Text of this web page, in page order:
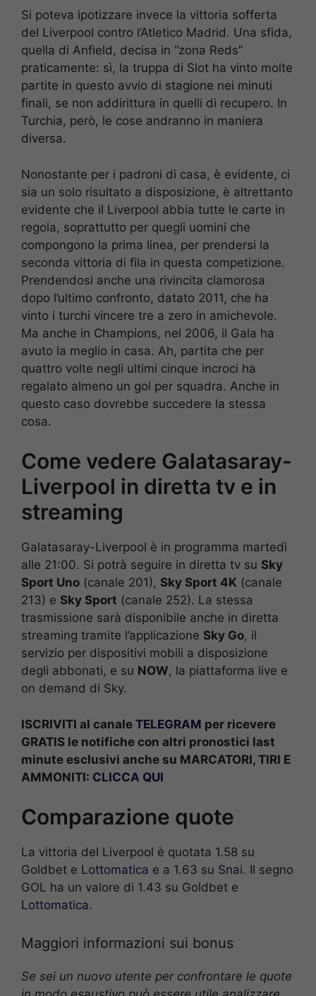
Si poteva ipotizzare invece la vittoria sofferta
del Liverpool contro l’Atletico Madrid. Una sfida,
quella di Anfield, decisa in “zona Reds”
praticamente: sì, la truppa di Slot ha vinto molte
partite in questo avvio di stagione nei minuti
finali, se non addirittura in quelli di recupero. In
Turchia, però, le cose andranno in maniera
diversa.
Nonostante per i padroni di casa, è evidente, ci
sia un solo risultato a disposizione, è altrettanto
evidente che il Liverpool abbia tutte le carte in
regola, soprattutto per quegli uomini che
compongono la prima linea, per prendersi la
seconda vittoria di fila in questa competizione.
Prendendosi anche una rivincita clamorosa
dopo l’ultimo confronto, datato 2011, che ha
vinto i turchi vincere tre a zero in amichevole.
Ma anche in Champions, nel 2006, il Gala ha
avuto la meglio in casa. Ah, partita che per
quattro volte negli ultimi cinque incroci ha
regalato almeno un gol per squadra. Anche in
questo caso dovrebbe succedere la stessa
cosa.
Come vedere Galatasaray-
Liverpool in diretta tv e in
streaming
Galatasaray-Liverpool è in programma martedì
alle 21:00. Si potrà seguire in diretta tv su Sky
Sport Uno (canale 201), Sky Sport 4K (canale
213) e Sky Sport (canale 252). La stessa
trasmissione sarà disponibile anche in diretta
streaming tramite l’applicazione Sky Go, il
servizio per dispositivi mobili a disposizione
degli abbonati, e su NOW, la piattaforma live e
on demand di Sky.
ISCRIVITI al canale TELEGRAM per ricevere
GRATIS le notifiche con altri pronostici last
minute esclusivi anche su MARCATORI, TIRI E
AMMONITI: CLICCA QUI
Comparazione quote
La vittoria del Liverpool è quotata 1.58 su
Goldbet e Lottomatica e a 1.63 su Snai. Il segno
GOL ha un valore di 1.43 su Goldbet e
Lottomatica.
Maggiori informazioni sui bonus
Se sei un nuovo utente per confrontare le quote